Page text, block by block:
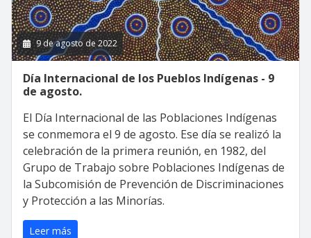
9 de agosto de 2022
Día Internacional de los Pueblos Indígenas - 9
de agosto.
El Día Internacional de las Poblaciones Indígenas
se conmemora el 9 de agosto. Ese día se realizó la
celebración de la primera reunión, en 1982, del
Grupo de Trabajo sobre Poblaciones Indígenas de
la Subcomisión de Prevención de Discriminaciones
y Protección a las Minorías.
Leer más